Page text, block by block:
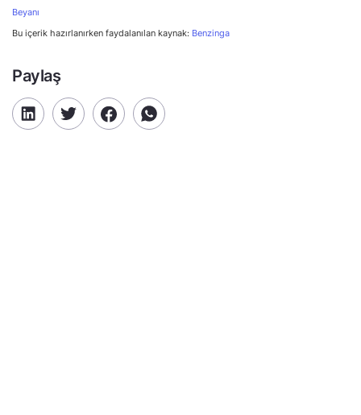
Beyanı
Bu içerik hazırlanırken faydalanılan kaynak: Benzinga
Paylaş